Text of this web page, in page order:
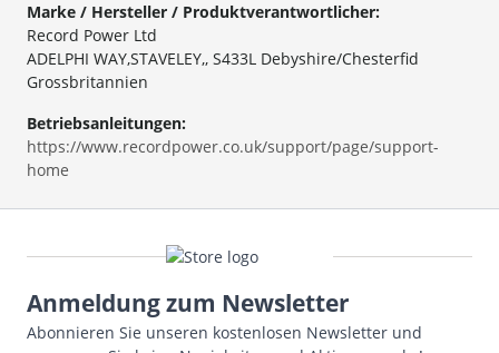
Marke / Hersteller / Produktverantwortlicher:
Record Power Ltd
ADELPHI WAY,STAVELEY,, S433L Debyshire/Chesterfid
Grossbritannien
Betriebsanleitungen:
https://www.recordpower.co.uk/support/page/support-
home
Anmeldung zum Newsletter
Abonnieren Sie unseren kostenlosen Newsletter und